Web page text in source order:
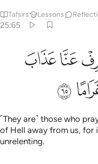
Tafsirs Lessons
25:65
عذابها كان غراما ٦٥
عَذَابَهَا كَانَ غَرَامًا ٦٥
ﲹﲺ
ﳁ
˹They are˺ those who
of Hell away from us, for
unrelenting.